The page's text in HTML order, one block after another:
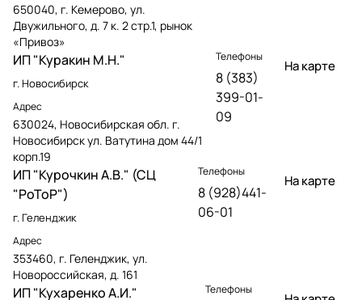
650040, г. Кемерово, ул.
Двужильного, д. 7 к. 2 стр.1, рынок
«Привоз»
ИП "Куракин М.Н."
г. Новосибирск
Адрес
630024, Новосибирская обл. г.
Новосибирск ул. Ватутина дом 44/1
корп.19
Телефоны
8 (383)
399-01-
09
На карте
ИП "Курочкин А.В." (СЦ
"РоТоР")
г. Геленджик
Адрес
353460, г. Геленджик, ул.
Новороссийская, д. 161
Телефоны
8 (928)441-
06-01
На карте
ИП "Кухаренко А.И." Телефоны